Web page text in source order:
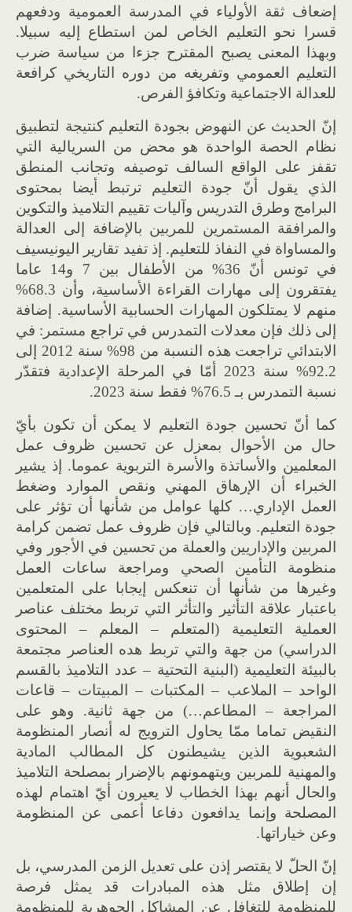
إضعاف ثقة الأولياء في المدرسة العمومية ودفعهم
قسرا نحو التعليم الخاص لمن استطاع إليه سبيلا.
وبهذا المعنى يصبح المقترح جزءا من سياسة ضرب
التعليم العمومي وتفريغه من دوره التاريخي كرافعة
للعدالة الاجتماعية وتكافؤ الفرص.
إنّ الحديث عن النهوض بجودة التعليم كنتيجة لتطبيق
نظام الحصة الواحدة هو محض من السريالية التي
تقفز على الواقع السالف توصيفه وتجانب المنطق
الذي يقول أنّ جودة التعليم ترتبط أيضا بمحتوى
البرامج وطرق التدريس وآليات تقييم التلاميذ والتكوين
والمرافقة المستمرين للمربين بالإضافة إلى العدالة
والمساواة في النفاذ للتعليم. إذ تفيد تقارير اليونيسيف
في تونس أنّ 36% من الأطفال بين 7 و14 عاما
يفتقرون إلى مهارات القراءة الأساسية، وأن 68.3%
منهم لا يمتلكون المهارات الحسابية الأساسية. إضافة
إلى ذلك فإن معدلات التمدرس في تراجع مستمر: في
الابتدائي تراجعت هذه النسبة من 98% سنة 2012 إلى
92.2% سنة 2023 أمّا في المرحلة الإعدادية فتقدّر
نسبة التمدرس بـ 76.5% فقط سنة 2023.
كما أنّ تحسين جودة التعليم لا يمكن أن تكون بأيّ
حال من الأحوال بمعزل عن تحسين ظروف عمل
المعلمين والأساتذة والأسرة التربوية عموما. إذ يشير
الخبراء أن الإرهاق المهني ونقص الموارد وضغط
العمل الإداري… كلها عوامل من شأنها أن تؤثر على
جودة التعليم. وبالتالي فإن ظروف عمل تضمن كرامة
المربين والإداريين والعملة من تحسين في الأجور وفي
منظومة التأمين الصحي ومراجعة ساعات العمل
وغيرها من شأنها أن تنعكس إيجابا على المتعلمين
باعتبار علاقة التأثير والتأثر التي تربط مختلف عناصر
العملية التعليمية (المتعلم – المعلم – المحتوى
الدراسي) من جهة والتي تربط هده العناصر مجتمعة
بالبيئة التعليمية (البنية التحتية – عدد التلاميذ بالقسم
الواحد – الملاعب – المكتبات – المبيتات – قاعات
المراجعة – المطاعم…) من جهة ثانية. وهو على
النقيض تماما ممّا يحاول الترويج له أنصار المنظومة
الشعبوية الذين يشيطنون كل المطالب المادية
والمهنية للمربين ويتهمونهم بالإضرار بمصلحة التلاميذ
والحال أنهم بهذا الخطاب لا يعيرون أيّ اهتمام لهذه
المصلحة وإنما يدافعون دفاعا أعمى عن المنظومة
وعن خياراتها.
إنّ الحلّ لا يقتصر إذن على تعديل الزمن المدرسي، بل
إن إطلاق مثل هذه المبادرات قد يمثل فرصة
للمنظومة للتغافل عن المشاكل الجوهرية للمنظومة